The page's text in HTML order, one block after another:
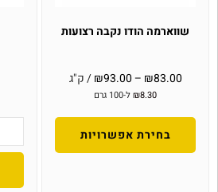
שווארמה הודו נקבה רצועות
₪83.00
–
₪93.00 / ק"ג
₪8.30 ל-100 גרם
בחירת אפשרויות